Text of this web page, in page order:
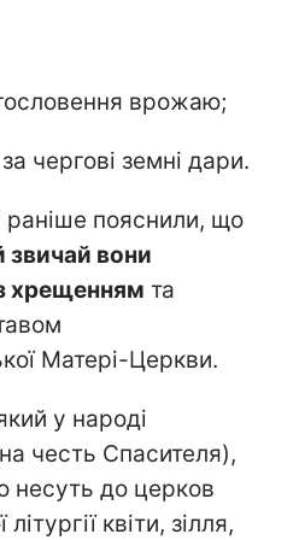
врожаю;
чергові земні дари.
пояснили, що
звичай вони
хрещенням та
Матері-Церкви.
у народі
честь Спасителя),
несуть до церков
квіти, зілля,